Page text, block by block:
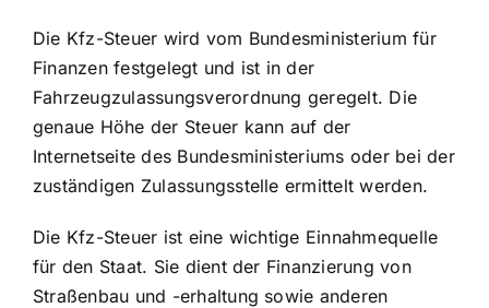
Die Kfz-Steuer wird vom Bundesministerium für
Finanzen festgelegt und ist in der
Fahrzeugzulassungsverordnung geregelt. Die
genaue Höhe der Steuer kann auf der
Internetseite des Bundesministeriums oder bei der
zuständigen Zulassungsstelle ermittelt werden.
Die Kfz-Steuer ist eine wichtige Einnahmequelle
für den Staat. Sie dient der Finanzierung von
Straßenbau und -erhaltung sowie anderen